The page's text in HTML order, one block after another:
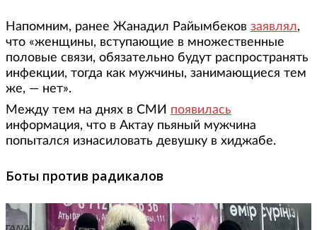
Напомним, ранее Жанадил Райымбеков заявлял,
что «женщины, вступающие в множественные
половые связи, обязательно будут распространять
инфекции, тогда как мужчины, занимающиеся тем
же, — нет».
Между тем на днях в СМИ появилась
информация, что в Актау пьяный мужчина
попытался изнасиловать девушку в хиджабе.
Боты против радикалов